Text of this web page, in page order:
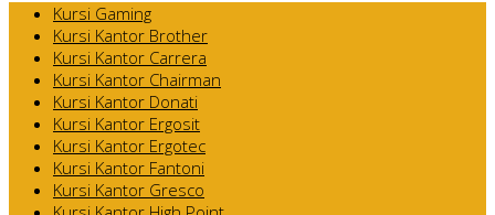
Kursi Gaming
Kursi Kantor Brother
Kursi Kantor Carrera
Kursi Kantor Chairman
Kursi Kantor Donati
Kursi Kantor Ergosit
Kursi Kantor Ergotec
Kursi Kantor Fantoni
Kursi Kantor Gresco